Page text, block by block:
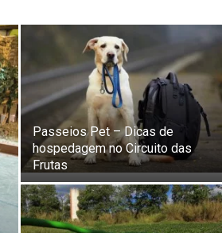
Passeios Pet – Dicas de
hospedagem no Circuito das
Frutas